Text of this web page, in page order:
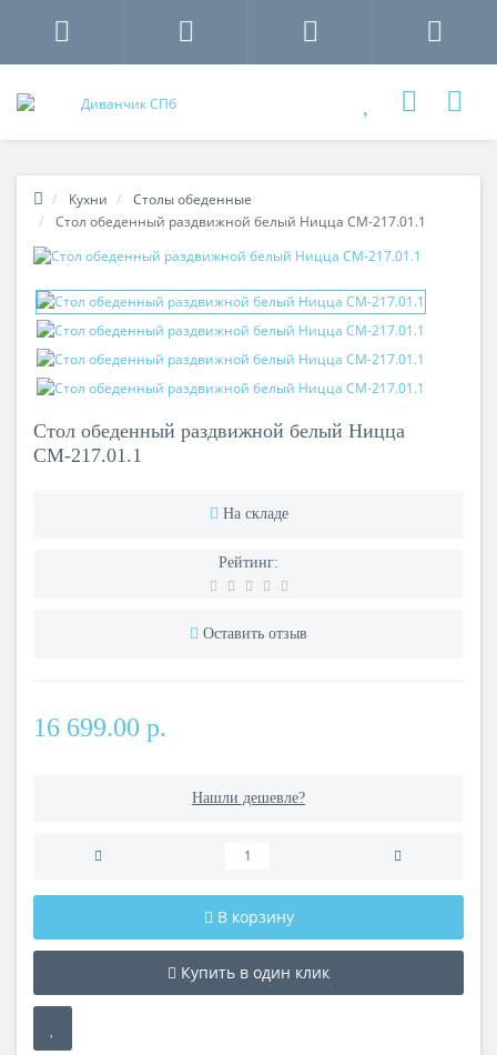
Кухни
Столы обеденные
Стол обеденный раздвижной белый Ницца СМ-217.01.1
Стол обеденный раздвижной белый Ницца
СМ-217.01.1
На складе
Рейтинг:
Оставить отзыв
16 699.00 р.
Нашли дешевле?
В корзину
Купить в один клик